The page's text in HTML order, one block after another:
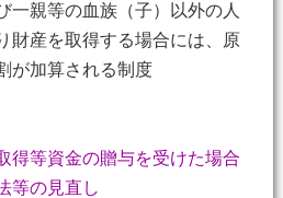
一親等の血族（子）以外の人
財産を取得する場合には、原
が加算される制度
得等資金の贈与を受けた場合
等の見直し